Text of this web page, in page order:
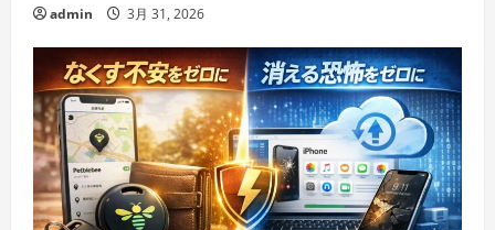
admin 3月 31, 2026